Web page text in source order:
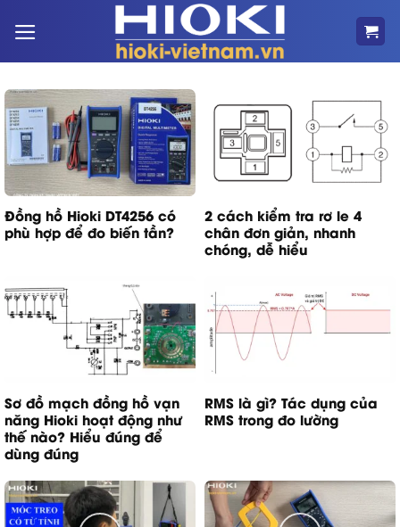
qua
Đồng hồ Hioki DT4256 có
phù hợp để đo biến tần?
2 cách kiểm tra rơ le 4
chân đơn giản, nhanh
chóng, dễ hiểu
Sơ đồ mạch đồng hồ vạn
năng Hioki hoạt động như
thế nào? Hiểu đúng để
dùng đúng
RMS là gì? Tác dụng của
RMS trong đo lường